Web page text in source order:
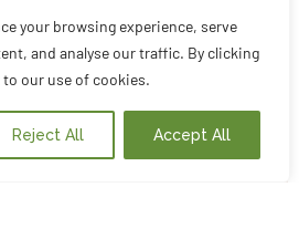
your browsing experience, serve
and analyse our traffic. By clicking
our use of cookies.
Reject All Accept All
apuntarme